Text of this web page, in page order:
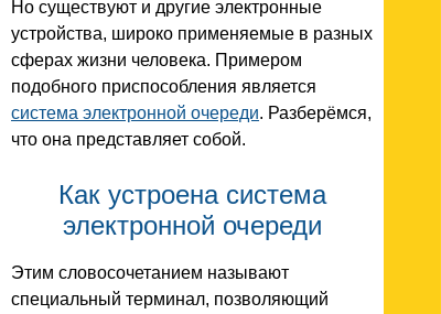
Но существуют и другие электронные
устройства, широко применяемые в разных
сферах жизни человека. Примером
подобного приспособления является
система электронной очереди. Разберёмся,
что она представляет собой.
Как устроена система
электронной очереди
Этим словосочетанием называют
специальный терминал, позволяющий